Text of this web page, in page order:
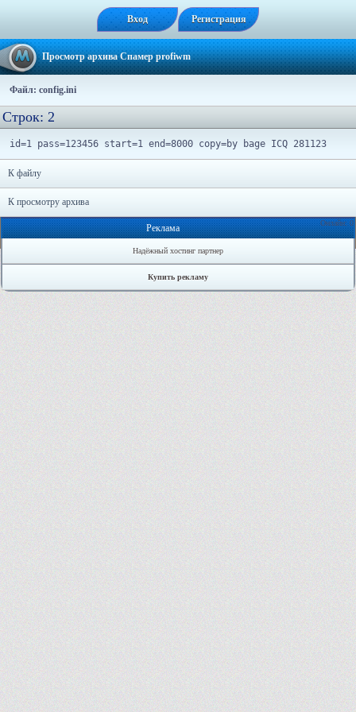
Вход Регистрация
Просмотр архива Спамер profiwm
Файл: config.ini
Строк: 2
id=1 pass=123456 start=1 end=8000 copy=by bage ICQ 281123
К файлу
К просмотру архива
Онлайн: 0
Реклама
Надёжный хостинг партнер
Купить рекламу